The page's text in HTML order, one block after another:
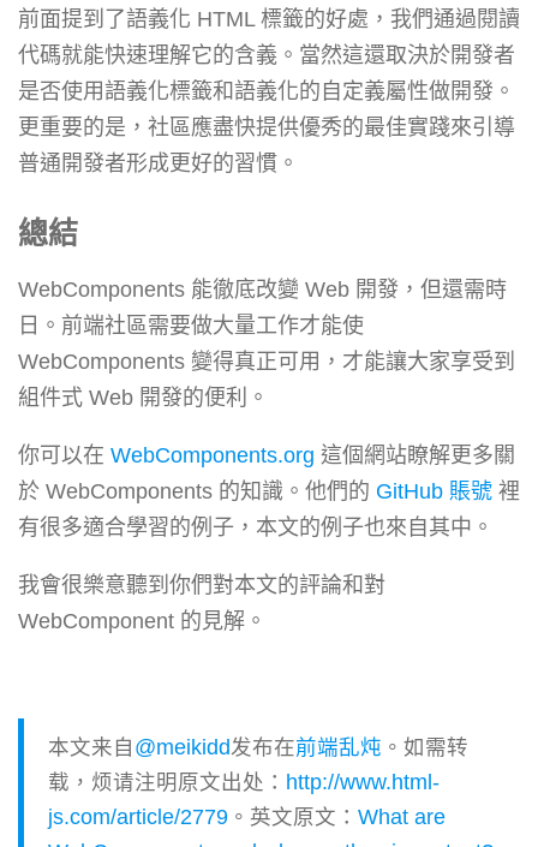
前面提到了語義化 HTML 標籤的好處，我們通過閱讀
代碼就能快速理解它的含義。當然這還取決於開發者
是否使用語義化標籤和語義化的自定義屬性做開發。
更重要的是，社區應盡快提供優秀的最佳實踐來引導
普通開發者形成更好的習慣。
總結
WebComponents 能徹底改變 Web 開發，但還需時
日。前端社區需要做大量工作才能使
WebComponents 變得真正可用，才能讓大家享受到
組件式 Web 開發的便利。
你可以在 WebComponents.org 這個網站瞭解更多關
於 WebComponents 的知識。他們的 GitHub 賬號 裡
有很多適合學習的例子，本文的例子也來自其中。
我會很樂意聽到你們對本文的評論和對
WebComponent 的見解。
本文来自 @meikidd发布在前端乱炖 。如需转
载，烦请注明原文出处： http://www.html-
js.com/article/2779 。英文原文： What are